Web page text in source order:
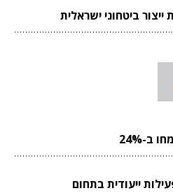
ב-24%
ייעודית בתחום